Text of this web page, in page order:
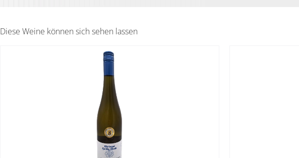
Diese Weine können sich sehen lassen